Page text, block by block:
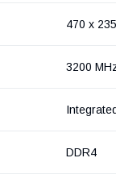
470 x
3200
Integrated
DDR4